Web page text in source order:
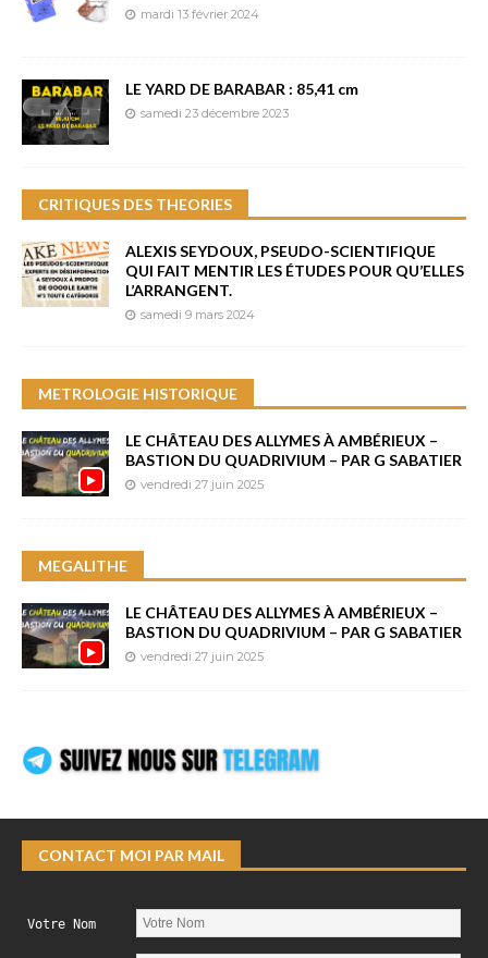
mardi 13 février 2024
LE YARD DE BARABAR : 85,41 cm
samedi 23 décembre 2023
CRITIQUES DES THEORIES
ALEXIS SEYDOUX, PSEUDO-SCIENTIFIQUE
QUI FAIT MENTIR LES ÉTUDES POUR QU’ELLES
L’ARRANGENT.
samedi 9 mars 2024
METROLOGIE HISTORIQUE
LE CHÂTEAU DES ALLYMES À AMBÉRIEUX –
BASTION DU QUADRIVIUM – PAR G SABATIER
vendredi 27 juin 2025
MEGALITHE
LE CHÂTEAU DES ALLYMES À AMBÉRIEUX –
BASTION DU QUADRIVIUM – PAR G SABATIER
vendredi 27 juin 2025
CONTACT MOI PAR MAIL
Votre Nom